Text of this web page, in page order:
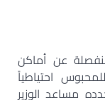
عن أماكن
احتياطياً
مساعد الوزير